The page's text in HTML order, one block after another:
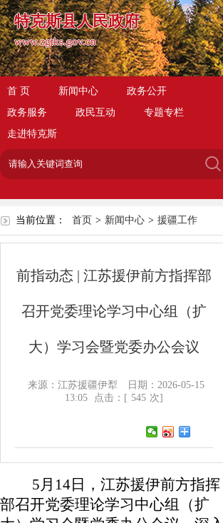
特克斯县人民政府
www.zgtks.gov.cn
首 页 新闻中心
政务公开
政务服务
政民互动
专题专栏
走进特克斯
当前位置： 首页 > 新闻中心 > 援疆工作
前指动态 | 江苏援伊前方指挥部
召开党委理论学习中心组（扩
大）学习会暨党委办公会议
来源：江苏援疆伊犁
日期：2026-05-15
13:05
点击：[ 545 次]
5月 14日，江苏援伊前方指挥
部召开党委理论学习中心组（扩